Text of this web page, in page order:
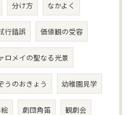
分け方 なかよく
行錯誤 価値観の受容
ロメイの聖なる光景
うのおきょう 幼稚園見学
劇団角笛 観劇会